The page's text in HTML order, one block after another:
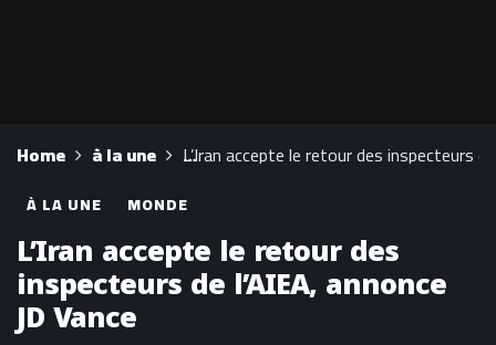
Home à la une L’Iran accepte le retour des inspecteurs
À LA UNE MONDE
L’Iran accepte le retour des
inspecteurs de l’AIEA, annonce
JD Vance